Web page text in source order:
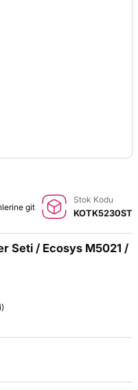
git
Stok Kodu
KOTK5230ST
Seti / Ecosys M5021 /